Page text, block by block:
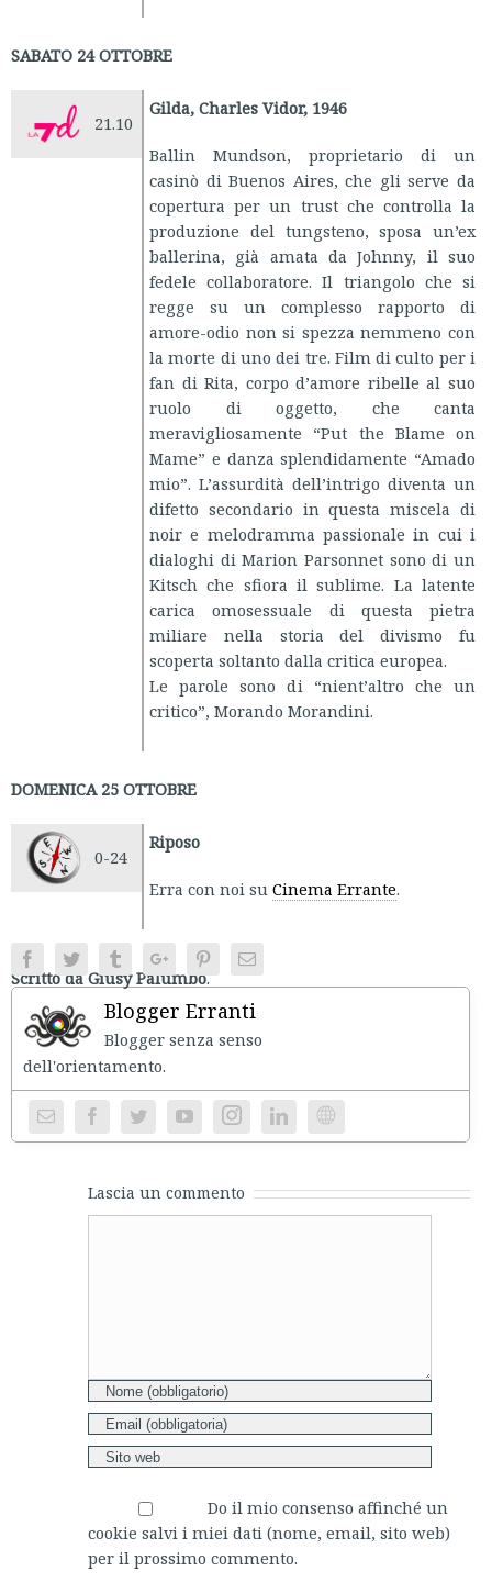
SABATO 24 OTTOBRE
21.10
Gilda, Charles Vidor, 1946
Ballin Mundson, proprietario di un
casinò di Buenos Aires, che gli serve da
copertura per un trust che controlla la
produzione del tungsteno, sposa un’ex
ballerina, già amata da Johnny, il suo
fedele collaboratore. Il triangolo che si
regge su un complesso rapporto di
amore-odio non si spezza nemmeno con
la morte di uno dei tre. Film di culto per i
fan di Rita, corpo d’amore ribelle al suo
ruolo di oggetto, che canta
meravigliosamente “Put the Blame on
Mame” e danza splendidamente “Amado
mio”. L’assurdità dell’intrigo diventa un
difetto secondario in questa miscela di
noir e melodramma passionale in cui i
dialoghi di Marion Parsonnet sono di un
Kitsch che sfiora il sublime. La latente
carica omosessuale di questa pietra
miliare nella storia del divismo fu
scoperta soltanto dalla critica europea.
Le parole sono di “nient’altro che un
critico”, Morando Morandini.
DOMENICA 25 OTTOBRE
0-24
Riposo
Erra con noi su Cinema Errante.
Scritto da Giusy Palumbo.
FacebookTwitter TumblrGoogle+PinterestEmail
Blogger Erranti
Blogger senza senso
Instagram Website
Lascia un commento
Do il mio consenso affinché un
cookie salvi i miei dati (nome, email, sito web)
per il prossimo commento.